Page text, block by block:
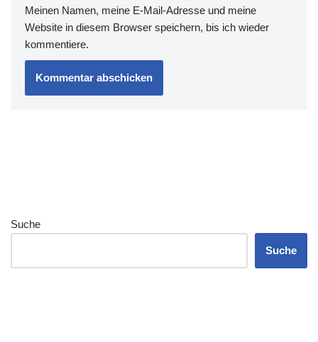
Meinen Namen, meine E-Mail-Adresse und meine
Website in diesem Browser speichern, bis ich wieder
kommentiere.
Suche
Suche